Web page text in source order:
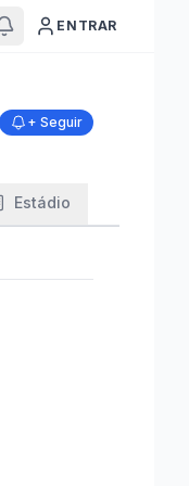
ENTRAR
+ Seguir
Estádio